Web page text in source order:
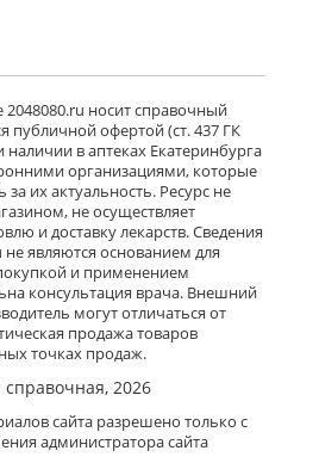
носит справочный
публичной офертой (ст. 437 ГК
в аптеках Екатеринбурга
организациями, которые
за их актуальность. Ресурс не
не осуществляет
и доставку лекарств. Сведения
не являются основанием для
и применением
консультация врача. Внешний
могут отличаться от
продажа товаров
точках продаж.
2026
сайта разрешено только с
администратора сайта